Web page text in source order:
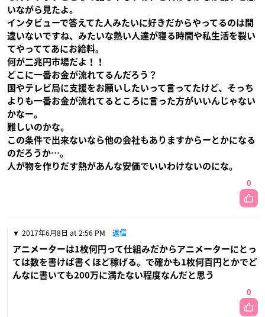
いながら見たよ。
インタビューで答えてた人みたいに好きだからやってるのは間
違いないですね、みたいな熱い人達が寝る時間や私生活を裂い
てやっててあにお給料。
何が二兆円市場だよ！！
どこに一番お金が流れてるんだろう？
国やテレビ局に支援をお願いしたいって言ってたけど、そっち
よりも一番お金が流れてるところに言った方がいいんじゃない
かなー。
難しいのかな。
この条件で出来ないなら他の会社もありますからーとかになる
のだろうか…。
人が物を作りだす熱があんな安価でいいわけないのにな。
0
2017年6月8日 at 2:56 PM 返信
アニメーターは1枚何円って仕組みだからアニメーターにとっ
ては数を書けば書くほど稼げる。で確かも1枚何百円とかでど
んなに書いても200万に満たない程度なんだと思う
0